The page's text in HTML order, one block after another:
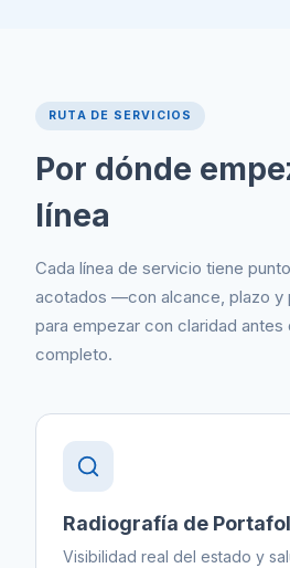
RUTA DE SERVICIOS
Por dónde
línea
Cada línea de servicio tiene
acotados —con alcance, plazo
para empezar con claridad
completo.
Radiografía de
Visibilidad real del estado y